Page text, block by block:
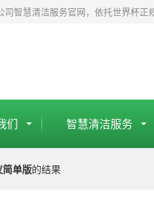
智慧清洁服务官网，依托世界杯正
们 智慧清洁服务
单版的结果